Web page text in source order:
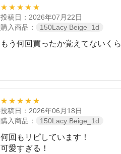
★★★★★
投稿日：2026年07月22日
購入商品：
150Lacy Beige_1d
もう何回買ったか覚えてないく
★★★★★
投稿日：2026年06月18日
購入商品：
150Lacy Beige_1d
何回もリピしています！
可愛すぎる！